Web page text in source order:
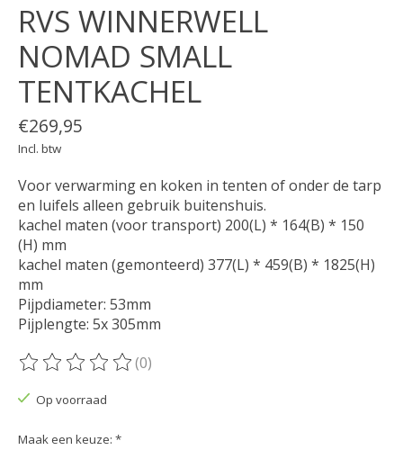
RVS WINNERWELL
NOMAD SMALL
TENTKACHEL
€269,95
Incl. btw
Voor verwarming en koken in tenten of onder de tarp
en luifels alleen gebruik buitenshuis.
kachel maten (voor transport) 200(L) * 164(B) * 150
(H) mm
kachel maten (gemonteerd) 377(L) * 459(B) * 1825(H)
mm
Pijpdiameter: 53mm
Pijplengte: 5x 305mm
De beoordeling van dit product is
(0)
Op voorraad
Maak een keuze: *